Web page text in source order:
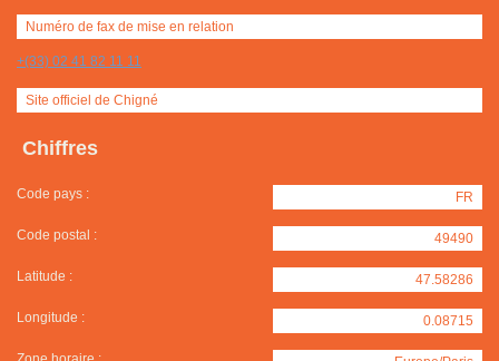
Numéro de fax de mise en relation
+(33) 02 41 82 11 11
Site officiel de Chigné
Chiffres
Code pays : FR
Code postal : 49490
Latitude : 47.58286
Longitude : 0.08715